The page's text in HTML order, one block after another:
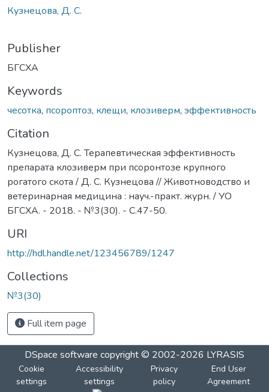
Кузнецова, Д. С.
Publisher
БГСХА
Keywords
чесотка, псороптоз, клещи, клозиверм, эффективность
Citation
Кузнецова, Д. С. Терапевтическая эффективность
препарата клозиверм при псоронтозе крупного
рогатого скота / Д. С. Кузнецова // Животноводство и
ветеринарная медицина : науч.-практ. журн. / УО
БГСХА. - 2018. - №3(30). - С.47-50.
URI
http://hdl.handle.net/123456789/1247
Collections
№3(30)
Full item page
DSpace software copyright © 2002-2026 LYRASIS
Cookie
settings
Accessibility
settings
Privacy
policy
End User
Agreement